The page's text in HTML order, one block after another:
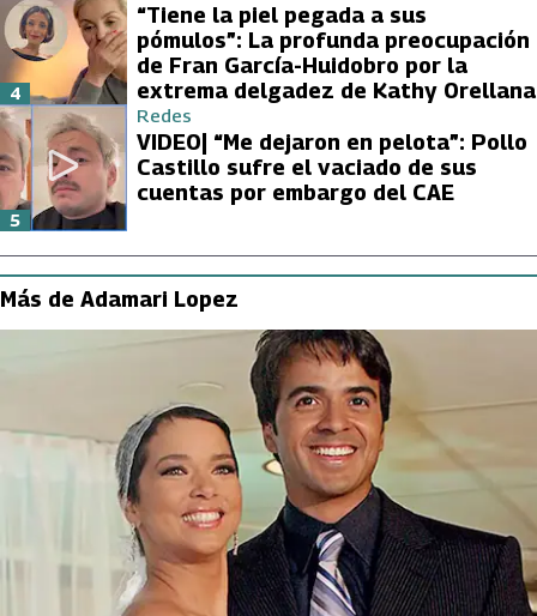
“Tiene la piel pegada a sus
pómulos”: La profunda preocupación
de Fran García-Huidobro por la
extrema delgadez de Kathy Orellana
4
Redes
VIDEO| “Me dejaron en pelota”: Pollo
Castillo sufre el vaciado de sus
cuentas por embargo del CAE
5
Más de Adamari Lopez